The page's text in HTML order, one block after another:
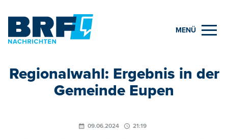
MENÜ
Regionalwahl: Ergebnis in der
Gemeinde Eupen
09.06.2024 21:19